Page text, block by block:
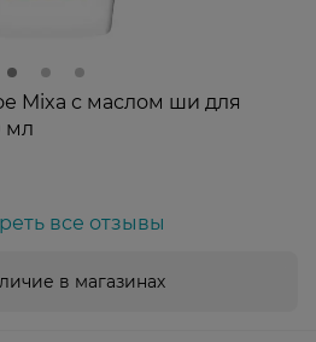
Mixa с маслом ши для
мл
все отзывы
в магазинах